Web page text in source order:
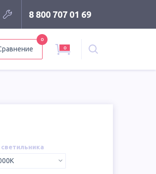
8 800 707 01 69
0
0